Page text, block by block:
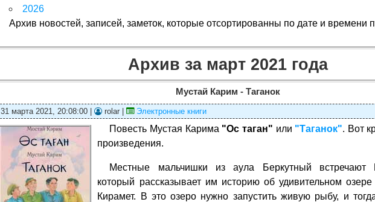
2026
Архив новостей, записей, заметок, которые отсортированны по дате и времени
Архив за март 2021 года
Мустай Карим - Таганок
31 марта 2021, 20:08:00 | rolar | Электронные книги
Повесть Мустая Карима "Ос таган" или "Таганок". Вот
произведения.
Местные мальчишки из аула Беркутный встречают
который рассказывает им историю об удивительном
Кирамет. В это озеро нужно запустить живую рыбу, и